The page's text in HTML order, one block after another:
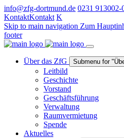
info@zfg-dortmund.de 0231 913002-
KontaktKontakt K
Skip to main navigation Zum
footer
Über das ZfG Submenu for
Leitbild
Geschichte
Vorstand
Geschäftsführung
Verwaltung
Raumvermietung
Spende
Aktuelles